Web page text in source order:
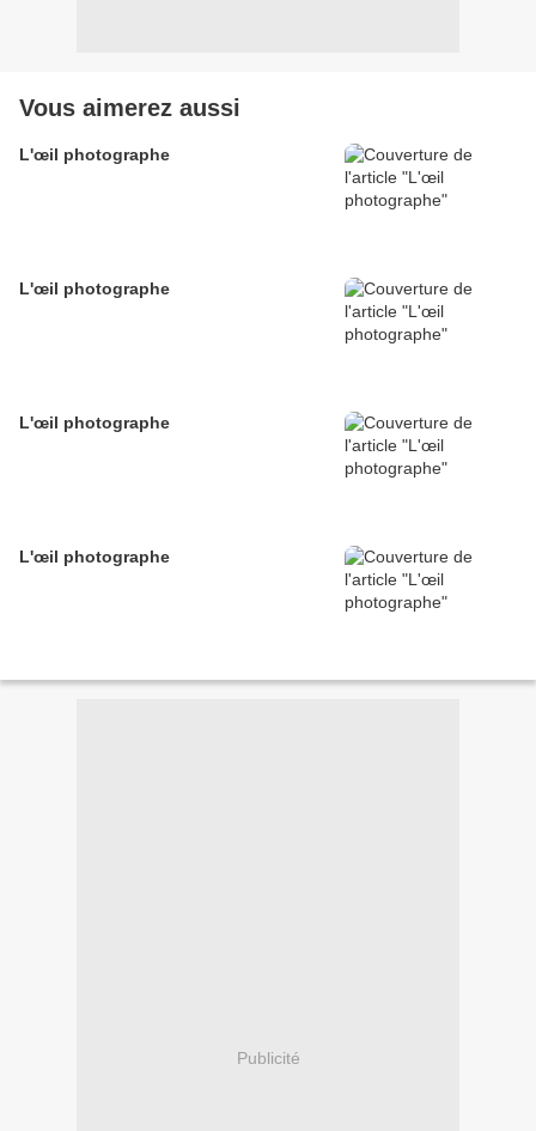
Vous aimerez aussi
L'œil photographe
L'œil photographe
L'œil photographe
L'œil photographe
Publicité